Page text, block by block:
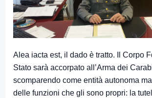
Alea iacta est, il dado è tratto. Il Corpo
Stato sarà accorpato all’Arma dei
scomparendo come entità autonoma
delle funzioni che gli sono propri: la